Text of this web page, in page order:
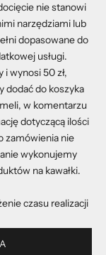
nie stanowi
narzędziami lub
dopasowane do
usługi.
wynosi 50 zł,
dodać do koszyka
w komentarzu
dotyczącą ilości
zamówienia nie
wykonujemy
na kawałki.
czasu realizacji